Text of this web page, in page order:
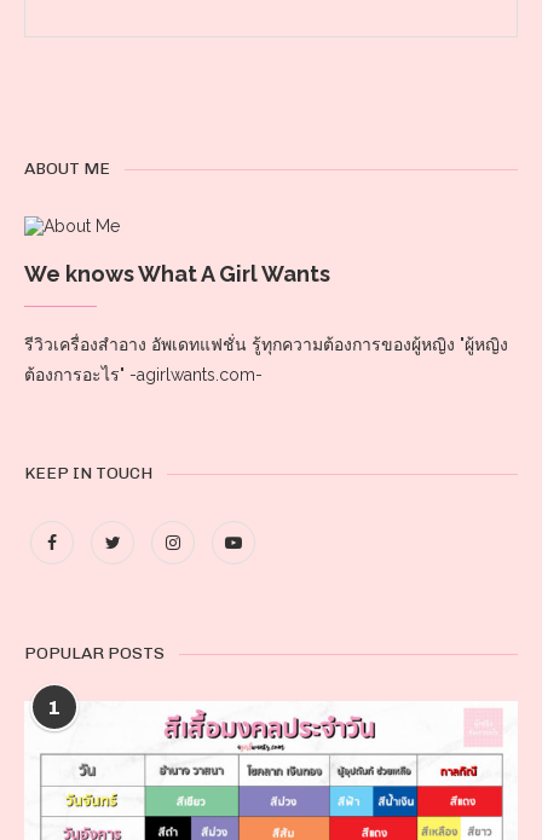
ABOUT ME
We knows What A Girl Wants
รีวิวเครื่องสำอาง อัพเดทแฟชั่น รู้ทุกความต้องการของผู้หญิง "ผู้หญิง
ต้องการอะไร" -agirlwants.com-
KEEP IN TOUCH
POPULAR POSTS
1